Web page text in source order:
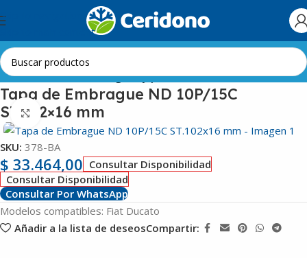
Skip to navigation
Skip to main content
Inicio Automotor Embragues y poleas
Tapa de Embrague ND 10P/15C
ST.102×16 mm
Clic para ampliar
SKU: 378-BA
$ 33.464,00 Consultar Disponibilidad
Consultar Disponibilidad
Consultar Por WhatsApp
Modelos compatibles: Fiat Ducato
Añadir a la lista de deseosCompartir: